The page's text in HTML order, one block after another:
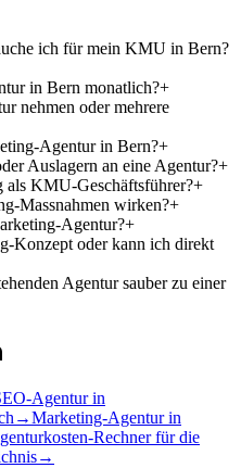
ich für mein KMU in Bern?
in Bern monatlich?+
nehmen oder mehrere
Agentur in Bern?+
Auslagern an eine Agentur?+
als KMU-Geschäftsführer?+
Massnahmen wirken?+
Agentur?+
Konzept oder kann ich direkt
Agentur sauber zu einer
Agentur in
→Marketing-Agentur in
Rechner für die
→